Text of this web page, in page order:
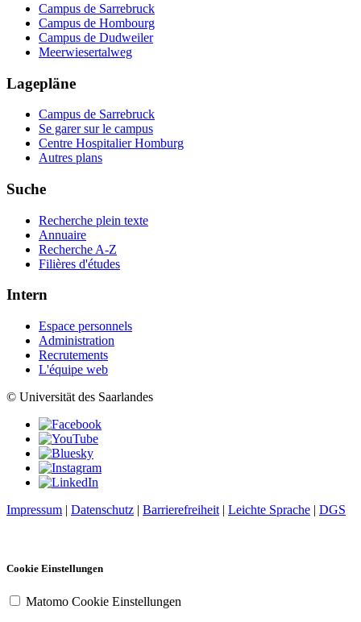
Campus de Sarrebruck
Campus de Hombourg
Campus de Dudweiler
Meerwiesertalweg
Lagepläne
Campus de Sarrebruck
Se garer sur le campus
Centre Hospitalier Homburg
Autres plans
Suche
Recherche plein texte
Annuaire
Recherche A-Z
Filières d'études
Intern
Espace personnels
Administration
Recrutements
L'équipe web
© Universität des Saarlandes
Impressum | Datenschutz | Barrierefreiheit | Leichte Sprache | DGS
Cookie Einstellungen
Matomo Cookie Einstellungen